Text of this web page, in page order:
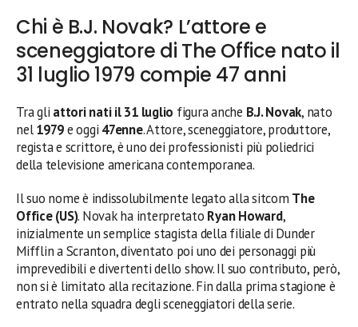
Chi è B.J. Novak? L’attore e
sceneggiatore di The Office nato il
31 luglio 1979 compie 47 anni
Tra gli attori nati il 31 luglio figura anche B.J. Novak, nato
nel1979e oggi 47enne. Attore, sceneggiatore, produttore,
regista e scrittore, è uno dei professionisti più poliedrici
della televisione americana contemporanea.
Il suo nome è indissolubilmente legato alla sitcom The
Office (US). Novak ha interpretato Ryan Howard,
inizialmente un semplice stagista della filiale di Dunder
Mifflin a Scranton, diventato poi uno dei personaggi più
imprevedibili e divertenti dello show. Il suo contributo, però,
non si è limitato alla recitazione. Fin dalla prima stagione è
entrato nella squadra degli sceneggiatori della serie.